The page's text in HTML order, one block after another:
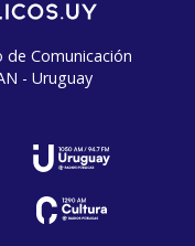
Comunicación
- Uruguay